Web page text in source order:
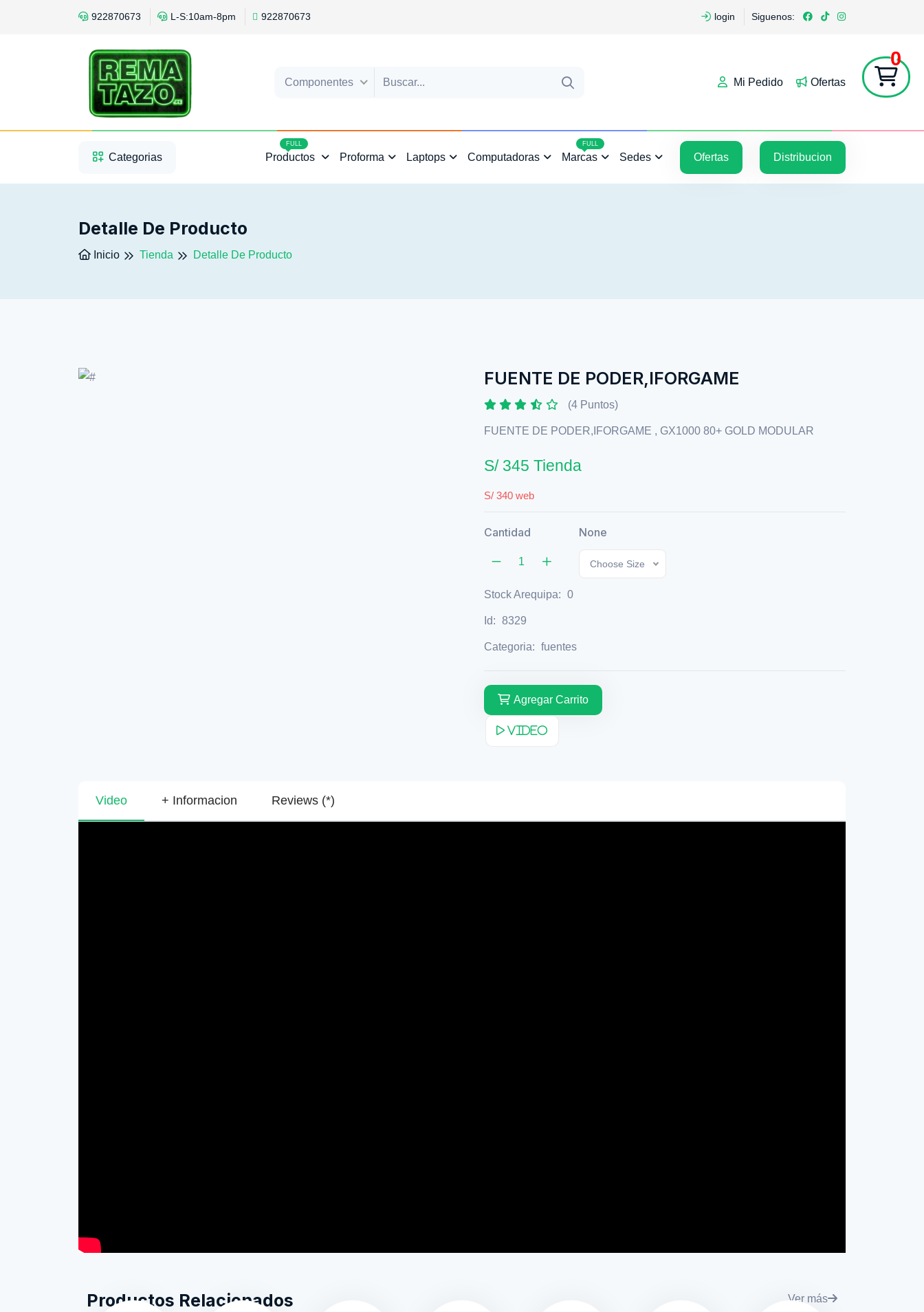
922870673 L-S:10am-8pm 922870673 login Siguenos:
Componentes Mi Pedido Ofertas
0
3
5
Categorias
Productos
FULL
Proforma Laptops Computadoras Marcas
FULL
Sedes Ofertas Distribucion
Detalle De Producto
Inicio Tienda Detalle De Producto
FUENTE DE PODER,IFORGAME
(4 Puntos)
FUENTE DE PODER,IFORGAME , GX1000 80+ GOLD MODULAR
S/ 345 Tienda
S/ 340 web
Cantidad None
Choose Size
Stock Arequipa: 0
Id: 8329
Categoria: fuentes
Agregar Carrito
Video
Video + Informacion Reviews (*)
Productos Relacionados Ver más